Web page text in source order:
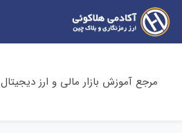
مرجع آموزش بازار مالی و ارز دیجیتال